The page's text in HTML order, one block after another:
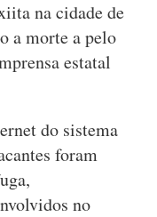
na cidade de
a morte a pelo
estatal
do sistema
foram
no